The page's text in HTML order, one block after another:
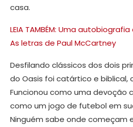
casa.
LEIA TAMBÉM: Uma
As letras de Paul McCartney
Desfilando clássicos dos dois
do Oasis foi catártico e biblical,
Funcionou como uma devoção
como um jogo de futebol em
Ninguém sabe onde começam